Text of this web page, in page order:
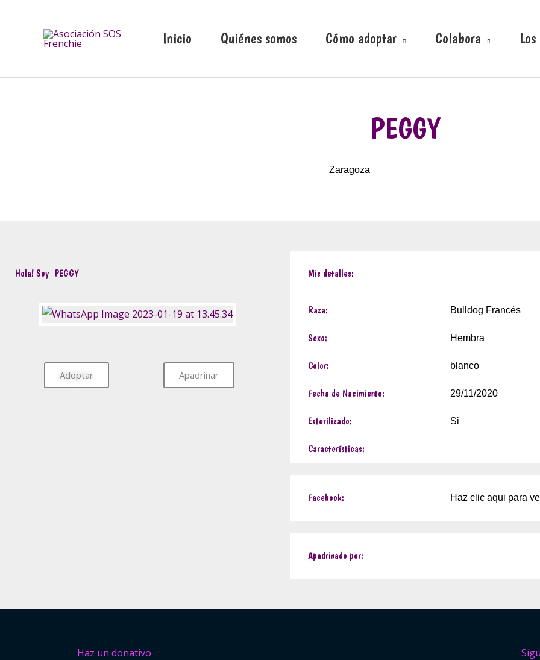
contenido
Inicio Quiénes somos Cómo adoptar Colabora
PEGGY
Zaragoza
Hola! Soy PEGGY
Adoptar Apadrinar
Mis detalles:
Raza: Bulldog Francés
Sexo: Hembra
Color: blanco
Fecha de Nacimiento: 29/11/2020
Esterilizado: Si
Características:
Facebook: Haz clic aqui para
Apadrinado por:
Haz un donativo